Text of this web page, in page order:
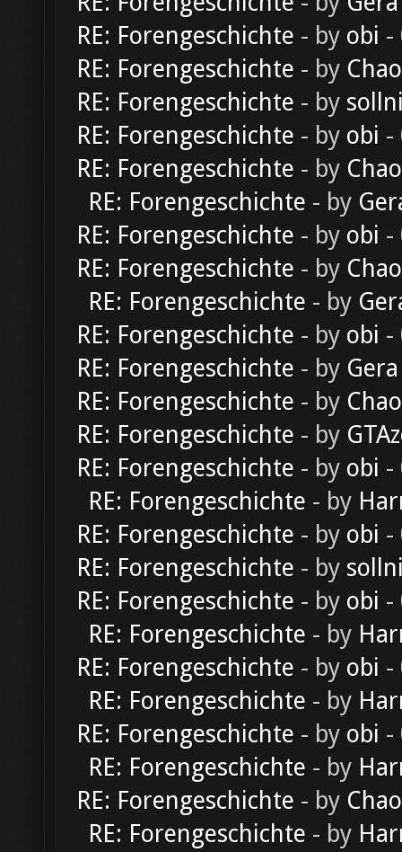
RE: Forengeschichte - by obi -
RE: Forengeschichte - by
RE: Forengeschichte - by
RE: Forengeschichte - by obi -
RE: Forengeschichte - by
RE: Forengeschichte - by
RE: Forengeschichte - by obi -
RE: Forengeschichte - by
RE: Forengeschichte - by
RE: Forengeschichte - by obi -
RE: Forengeschichte - by Gera
RE: Forengeschichte - by
RE: Forengeschichte - by
RE: Forengeschichte - by obi -
RE: Forengeschichte - by
RE: Forengeschichte - by obi -
RE: Forengeschichte - by
RE: Forengeschichte - by obi -
RE: Forengeschichte - by
RE: Forengeschichte - by obi -
RE: Forengeschichte - by
RE: Forengeschichte - by obi -
RE: Forengeschichte - by
RE: Forengeschichte - by
RE: Forengeschichte - by